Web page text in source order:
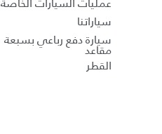
سياراتنا
سيارة دفع رباعي بسبعة
مقاعد
القطر